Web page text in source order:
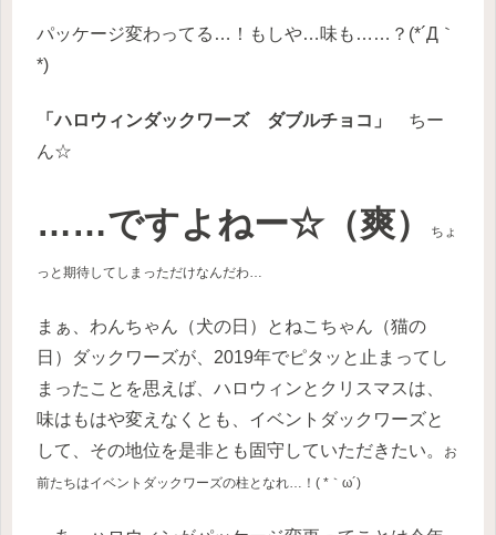
パッケージ変わってる…！もしや…味も……？(*´Д｀
*)
「ハロウィンダックワーズ ダブルチョコ」
ちー
ん☆
……ですよねー☆（爽） ちょ
っと期待してしまっただけなんだわ
まぁ、わんちゃん（犬の日）とねこちゃん（猫の
日）ダックワーズが、2019年でピタッと止まってし
まったことを思えば、ハロウィンとクリスマスは、
味はもはや変えなくとも、イベントダックワーズと
して、その地位を是非とも固守していただきたい。
お
前たちはイベントダックワーズの柱となれ…！( *｀ω´)